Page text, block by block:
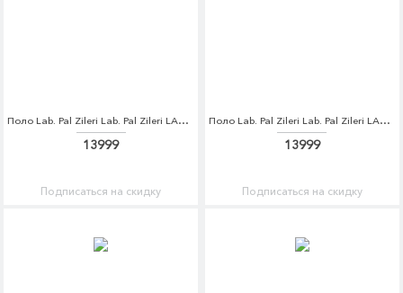
Поло Lab. Pal Zileri Lab. Pal Zileri LA059EMDQJX4
13999
Подписаться на скидку
Поло Lab. Pal Zileri Lab. Pal Zileri LA059EMDQJX5
13999
Подписаться на скидку